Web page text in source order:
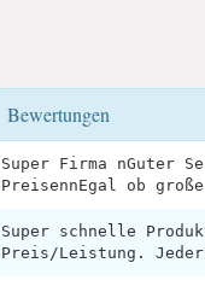
Bewertungen
Super Firma nGuter
PreisennEgal ob
Super schnelle
Preis/Leistung.